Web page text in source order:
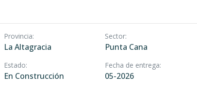
Provincia:
La Altagracia
Sector:
Punta Cana
Estado:
En Construcción
Fecha de entrega:
05-2026